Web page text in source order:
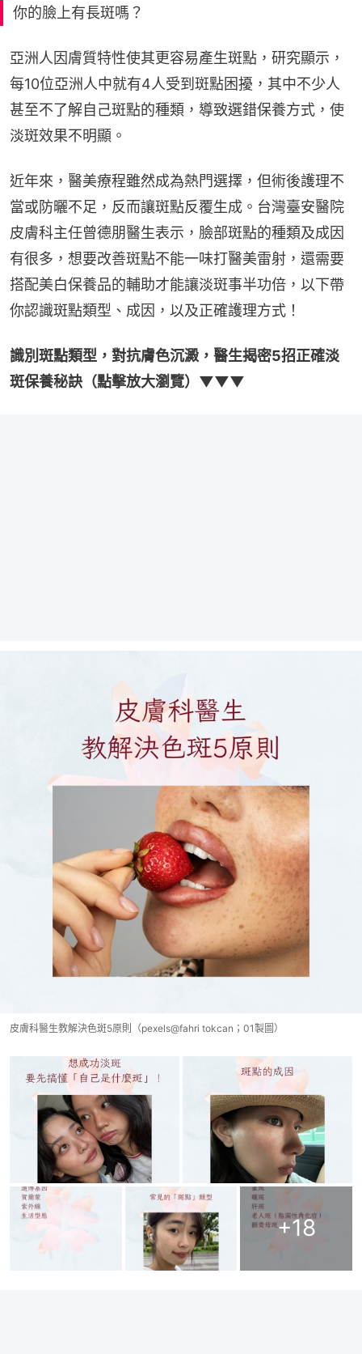
你的臉上有長斑嗎？
亞洲人因膚質特性使其更容易產生斑點，研究顯示，
每10位亞洲人中就有4人受到斑點困擾，其中不少人
甚至不了解自己斑點的種類，導致選錯保養方式，使
淡斑效果不明顯。
近年來，醫美療程雖然成為熱門選擇，但術後護理不
當或防曬不足，反而讓斑點反覆生成。台灣臺安醫院
皮膚科主任曾德朋醫生表示，臉部斑點的種類及成因
有很多，想要改善斑點不能一味打醫美雷射，還需要
搭配美白保養品的輔助才能讓淡斑事半功倍，以下帶
你認識斑點類型、成因，以及正確護理方式！
識別斑點類型，對抗膚色沉澱，醫生揭密5招正確淡
斑保養秘訣（點擊放大瀏覽）▼▼▼
皮膚科醫生教解決色斑5原則（pexels@fahri tokcan；01製圖）
+18